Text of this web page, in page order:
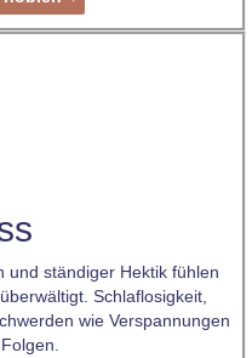
und ständiger Hektik fühlen
Schlaflosigkeit,
wie Verspannungen